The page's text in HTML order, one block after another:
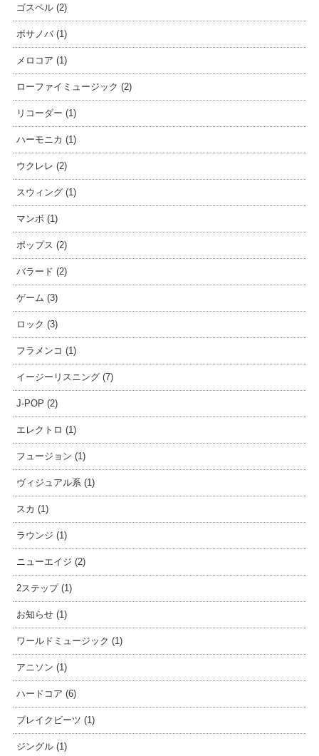
ゴスペル (2)
ボサノバ (1)
メロコア (1)
ローファイミュージック (2)
リコーダー (1)
ハーモニカ (1)
ウクレレ (2)
スウィング (1)
マンボ (1)
ポップス (2)
バラード (2)
ゲーム (3)
ロック (3)
フラメンコ (1)
イージーリスニング (7)
J-POP (2)
エレクトロ (1)
フュージョン (1)
ヴィジュアル系 (1)
スカ (1)
ラウンジ (1)
ニューエイジ (2)
2ステップ (1)
お知らせ (1)
ワールドミュージック (1)
アニソン (1)
ハードコア (6)
ブレイクビーツ (1)
ジングル (1)